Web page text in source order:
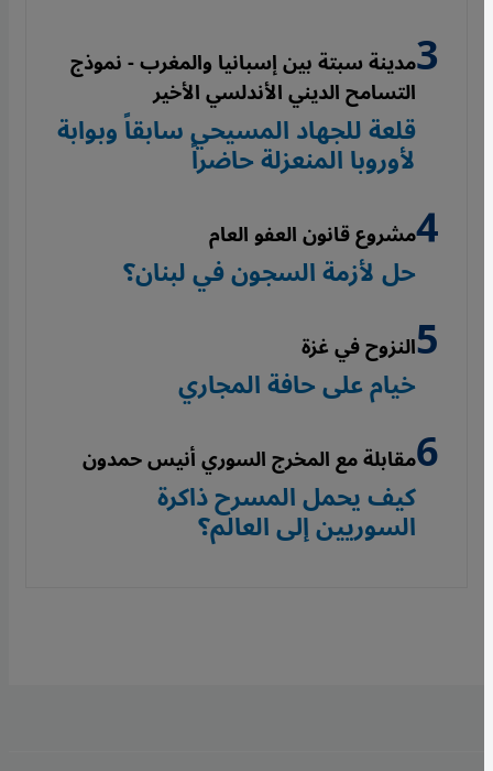
مدينة سبتة بين إسبانيا والمغرب - نموذج
التسامح الديني الأندلسي الأخير
قلعة للجهاد المسيحي سابقاً وبوابة
لأوروبا المنعزلة حاضراً
مشروع قانون العفو العام
حل لأزمة السجون في لبنان؟
النزوح في غزة
خيام على حافة المجاري
مقابلة مع المخرج السوري أنيس حمدون
كيف يحمل المسرح ذاكرة
السوريين إلى العالم؟